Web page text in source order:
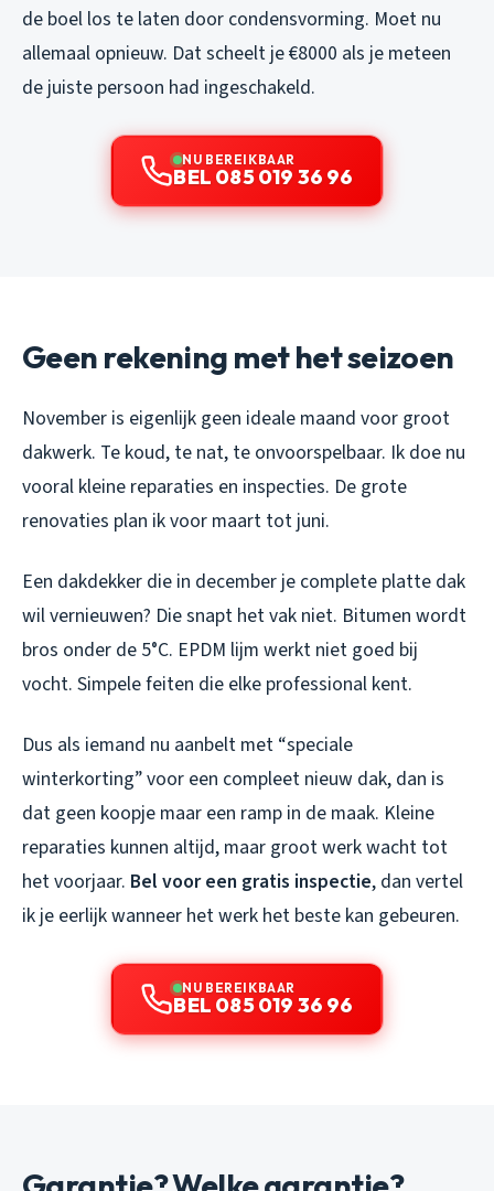
de boel los te laten door condensvorming. Moet nu
allemaal opnieuw. Dat scheelt je €8000 als je meteen
de juiste persoon had ingeschakeld.
NU BEREIKBAAR
BEL 085 019 36 96
Geen rekening met het seizoen
November is eigenlijk geen ideale maand voor groot
dakwerk. Te koud, te nat, te onvoorspelbaar. Ik doe nu
vooral kleine reparaties en inspecties. De grote
renovaties plan ik voor maart tot juni.
Een dakdekker die in december je complete platte dak
wil vernieuwen? Die snapt het vak niet. Bitumen wordt
bros onder de 5°C. EPDM lijm werkt niet goed bij
vocht. Simpele feiten die elke professional kent.
Dus als iemand nu aanbelt met “speciale
winterkorting” voor een compleet nieuw dak, dan is
dat geen koopje maar een ramp in de maak. Kleine
reparaties kunnen altijd, maar groot werk wacht tot
het voorjaar. Bel voor een gratis inspectie, dan vertel
ik je eerlijk wanneer het werk het beste kan gebeuren.
NU BEREIKBAAR
BEL 085 019 36 96